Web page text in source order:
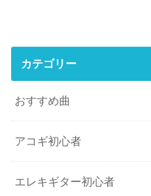
カテゴリー
おすすめ曲
アコギ初心者
エレキギター初心者